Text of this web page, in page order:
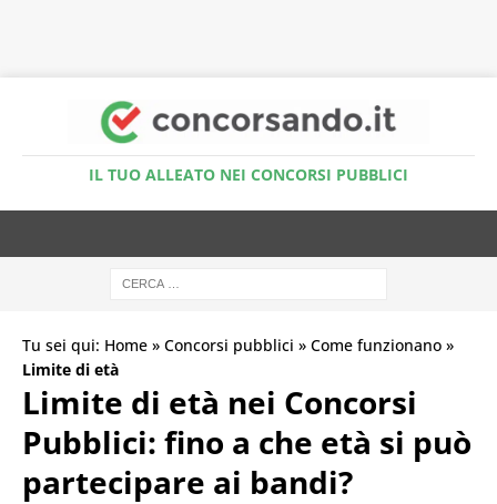
IL TUO ALLEATO NEI CONCORSI PUBBLICI
Tu sei qui: Home » Concorsi pubblici » Come funzionano »
Limite di età
Limite di età nei Concorsi
Pubblici: fino a che età si può
partecipare ai bandi?